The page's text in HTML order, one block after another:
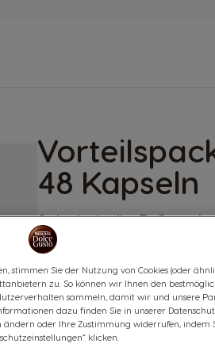
48 Kapseln
Schokoladig & Cremig
KAPSELN:x48
Kapsel-Symbol
Unser Nesquik ist besonders
abgerundet. Dank der
stimmen Sie der Nutzung von Cookies (oder
zu. So können wir Ihnen den
sammeln, damit wir und unsere
dazu finden Sie in unserer
ändern oder Ihre Zustimmung widerrufen, indem
klicken.